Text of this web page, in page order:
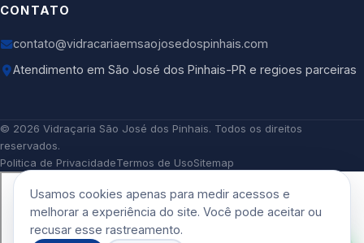
CONTATO
contato@vidracariaemsaojosedospinhais.com
Atendimento em São José dos Pinhais-PR e regioes parceiras
© 2026 Vidraçaria São José dos Pinhais. Todos os direitos
reservados.
Politica de PrivacidadeTermos de UsoSitemap
Usamos cookies apenas para medir acessos e
melhorar a experiência do site. Você pode aceitar ou
recusar esse rastreamento.